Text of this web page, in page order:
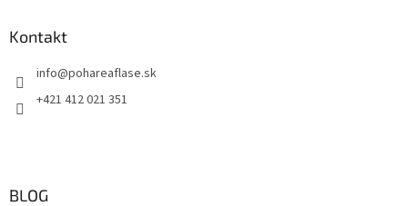
Kontakt
info@pohareaflase.sk
+421 412 021 351
BLOG